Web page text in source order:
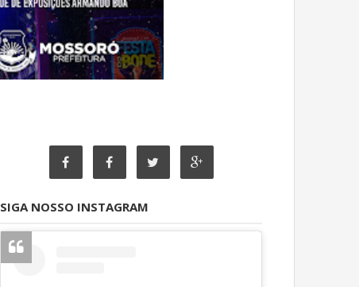
SIGA NOSSO INSTAGRAM